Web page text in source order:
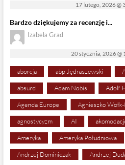
17 lutego, 2026 @
Bardzo dziękujemy za recenzję i...
Izabela Grad
20 stycznia, 2026 @
aborcja abp Jędraszewski
absurd Adam Nobis Adolf
Agenda Europe Agnieszko
agnostycyzm AI
Ameryka Ameryka Południowa
Andrzej Dominiczak Andrzej